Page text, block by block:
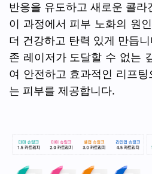
반응을 유도하고 새로운 콜라
이 과정에서 피부 노화의 원
더 건강하고 탄력 있게 만듭
존 레이저가 도달할 수 없는
여 안전하고 효과적인 리프
는 피부를 제공합니다.